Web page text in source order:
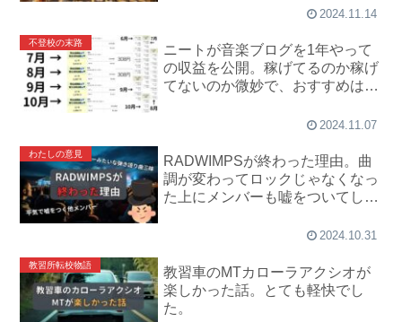
2024.11.14
不登校の末路
ニートが音楽ブログを1年やって
の収益を公開。稼げてるのか稼げ
てないのか微妙で、おすすめはし
2024.11.07
わたしの意見
RADWIMPSが終わった理由。曲
調が変わってロックじゃなくなっ
た上にメンバーも嘘をついてしま
2024.10.31
教習所転校物語
教習車のMTカローラアクシオが
楽しかった話。とても軽快でし
た。